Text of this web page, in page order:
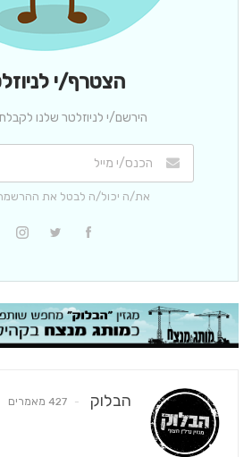
הצטרף/י
הירשם/י לניוזלטר שלנו
את/ה יכול/ה לבטל את
הבלוק 427 מאמרים